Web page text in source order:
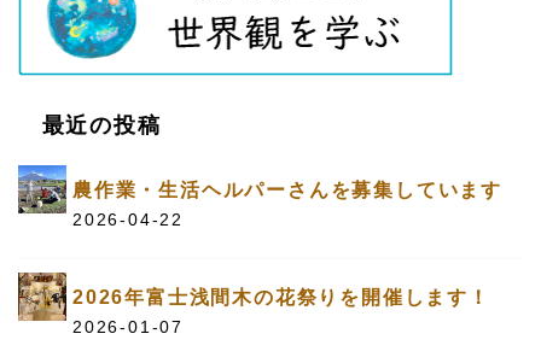
最近の投稿
農作業・生活ヘルパーさんを募集しています
2026-04-22
2026年富士浅間木の花祭りを開催します！
2026-01-07